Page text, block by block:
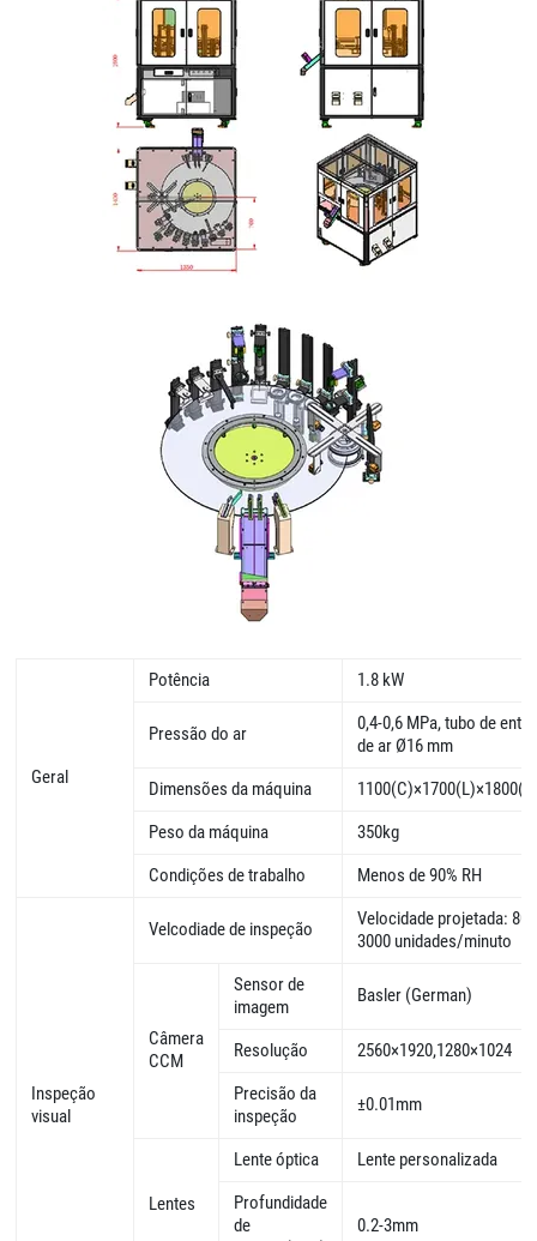
Geral
Potência 1.8 kW
Pressão do ar
0,4-0,6 MPa, tubo de
de ar Ø16 mm
Dimensões da máquina
Peso da máquina
350kg
Condições de trabalho
Menos de 90% RH
Inspeção
visual
Velcodiade de inspeção
Velocidade projetada: 80-
3000 unidades/minuto
Câmera
CCM
Sensor de
imagem
Basler (German)
Resolução
2560×1920,1280×1024
Precisão da
inspeção
±0.01mm
Lentes
Lente óptica
Lente personalizada
Profundidade
de
0.2-3mm